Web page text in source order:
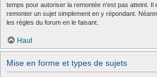
temps pour autoriser la remontée n’est pas atteint. Il
remonter un sujet simplement en y répondant.
les règles du forum en le faisant.
Haut
Mise en forme et types de sujets